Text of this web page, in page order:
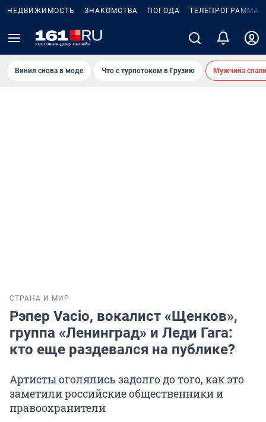
НЕДВИЖИМОСТЬ ЗНАКОМСТВА ПОГОДА ТЕЛЕПРОГРАММА
Винил снова в моде Что с турпотоком в Грузию Мужчина
СТРАНА И МИР
Рэпер Vacio, вокалист «Щенков»,
группа «Ленинград» и Леди Гага:
кто еще раздевался на публике?
Артисты оголялись задолго до того, как это
заметили российские общественники и
правоохранители